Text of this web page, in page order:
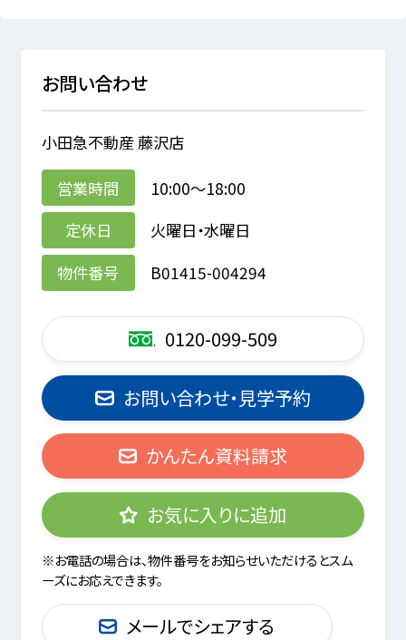
お問い合わせ
小田急不動産 藤沢店
営業時間
10:00～18:00
定休日
火曜日・水曜日
物件番号
B01415-004294
0120-099-509
お問い合わせ・見学予約
かんたん資料請求
お気に入りに追加
※お電話の場合は、物件番号をお知らせいただけるとスム
ーズにお応えできます。
メールでシェアする